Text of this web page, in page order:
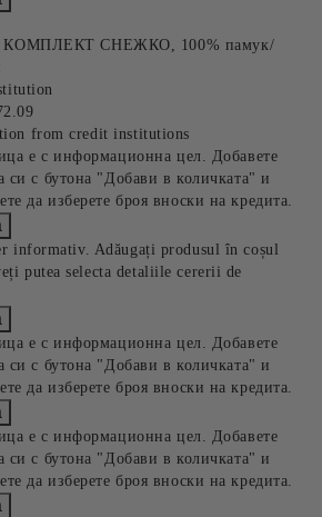
СНЕЖКО, 100% памук/
from credit institutions
е с информационна цел. Добавете
си с бутона "Добави в количката" и
да изберете броя вноски на кредита.
informativ. Adăugați produsul în coșul
putea selecta detaliile cererii de
е с информационна цел. Добавете
си с бутона "Добави в количката" и
да изберете броя вноски на кредита.
е с информационна цел. Добавете
си с бутона "Добави в количката" и
да изберете броя вноски на кредита.